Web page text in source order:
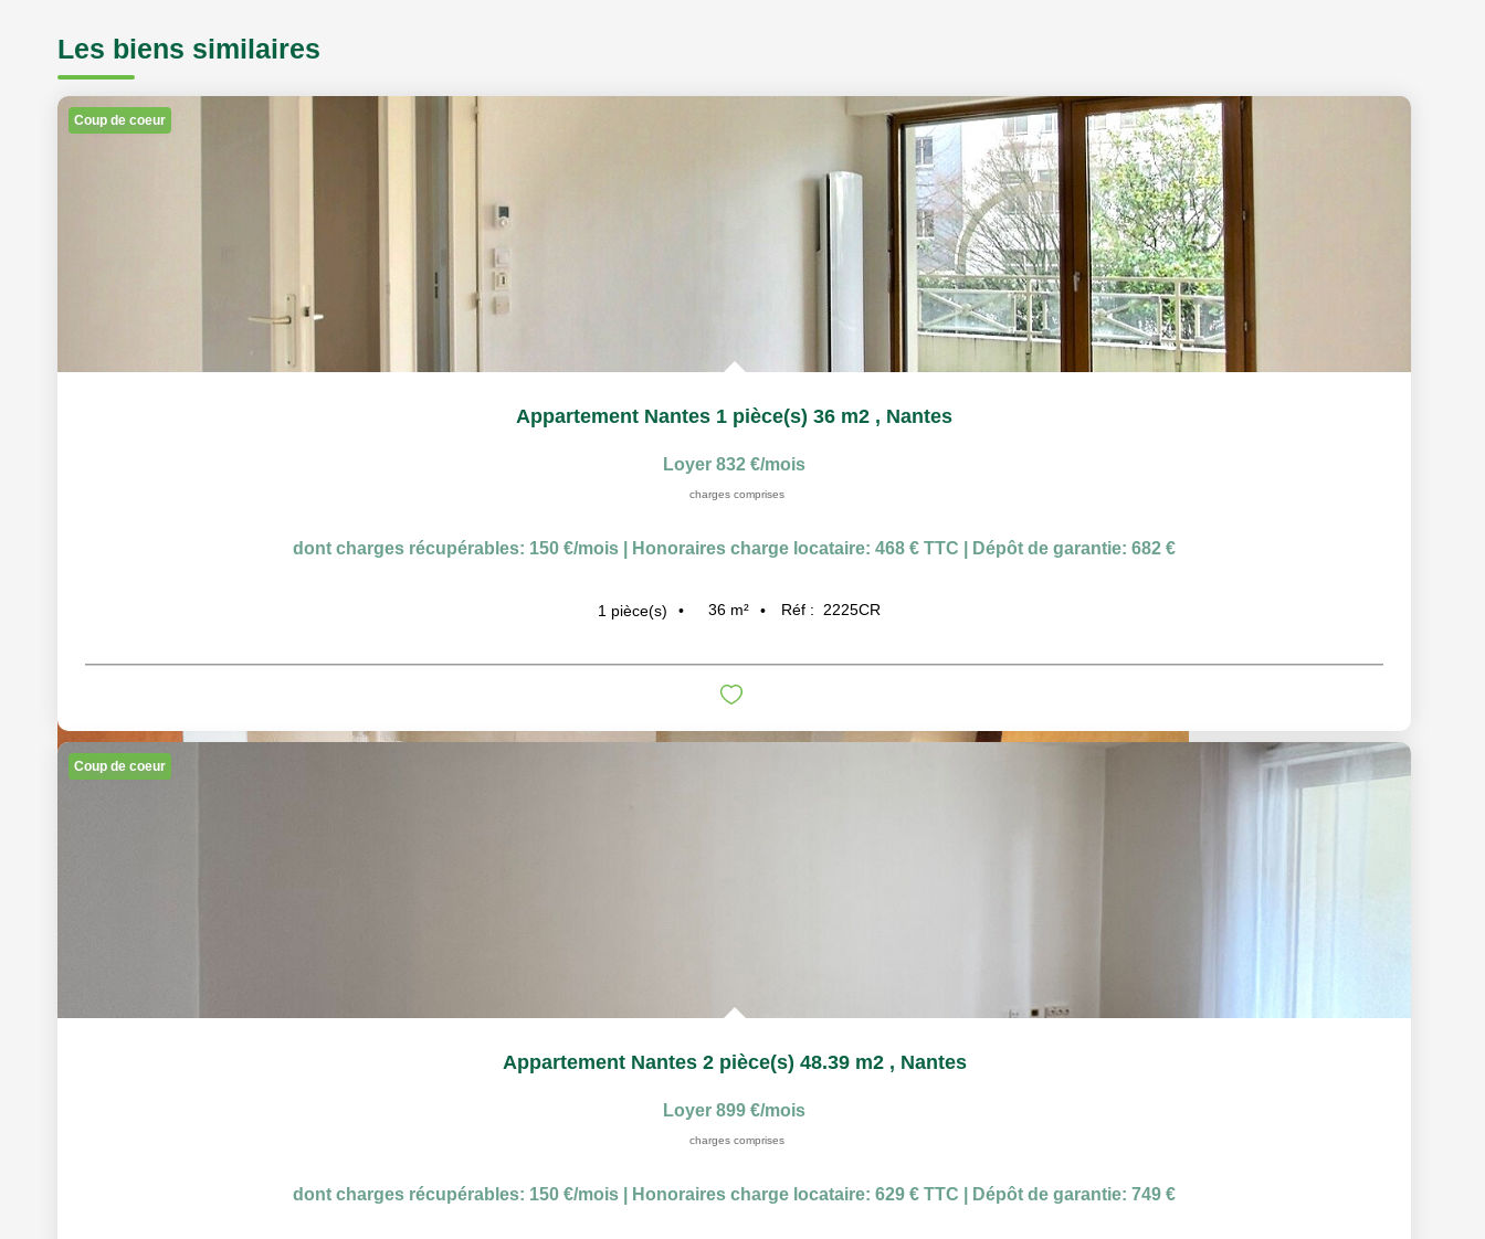
Les biens similaires
Coup de coeur
Appartement Nantes 1 pièce(s) 36 m2 , Nantes
Loyer 832 €/mois
charges comprises
dont charges récupérables: 150 €/mois Honoraires charge locataire: 468 € TTC Dépôt de garantie: 682 €
1 pièce(s) 36 m² Réf : 2225CR
Coup de coeur
Appartement Nantes 2 pièce(s) 48.39 m2 , Nantes
Loyer 899 €/mois
charges comprises
dont charges récupérables: 150 €/mois Honoraires charge locataire: 629 € TTC Dépôt de garantie: 749 €